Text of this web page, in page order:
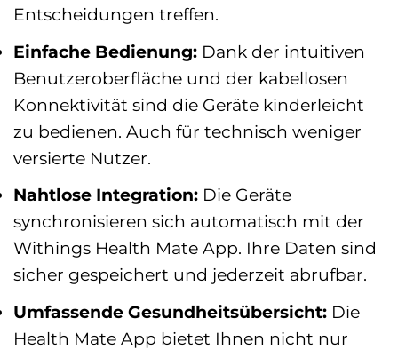
Entscheidungen treffen.
Einfache Bedienung: Dank der intuitiven
Benutzeroberfläche und der kabellosen
Konnektivität sind die Geräte kinderleicht
zu bedienen. Auch für technisch weniger
versierte Nutzer.
Nahtlose Integration: Die Geräte
synchronisieren sich automatisch mit der
Withings Health Mate App. Ihre Daten sind
sicher gespeichert und jederzeit abrufbar.
Umfassende Gesundheitsübersicht: Die
Health Mate App bietet Ihnen nicht nur